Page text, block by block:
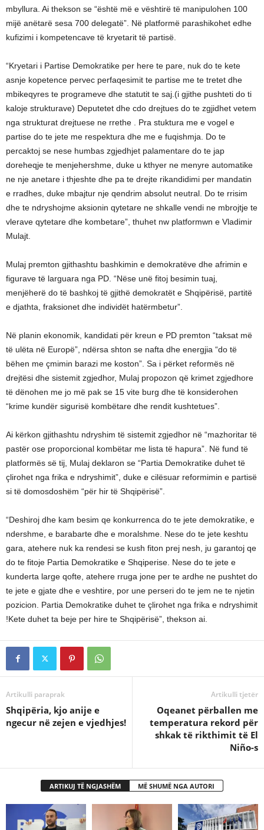
mbyllura. Ai thekson se “është më e vështirë të manipulohen 100
mijë anëtarë sesa 700 delegatë”. Në platformë parashikohet edhe
kufizimi i kompetencave të kryetarit të partisë.
“Kryetari i Partise Demokratike per here te pare, nuk do te kete
asnje kopetence pervec perfaqesimit te partise me te tretet dhe
mbikeqyres te programeve dhe statutit te saj.(i gjithe pushteti do ti
kaloje strukturave) Deputetet dhe cdo drejtues do te zgjidhet vetem
nga strukturat drejtuese ne rrethe . Pra stuktura me e vogel e
partise do te jete me respektura dhe me e fuqishmja. Do te
percaktoj se nese humbas zgjedhjet palamentare do te jap
doreheqje te menjehershme, duke u kthyer ne menyre automatike
ne nje anetare i thjeshte dhe pa te drejte rikandidimi per mandatin
e rradhes, duke mbajtur nje qendrim absolut neutral. Do te rrisim
dhe te ndryshojme aksionin qytetare ne shkalle vendi ne mbrojtje te
vlerave qytetare dhe kombetare”, thuhet nw platformwn e Vladimir
Mulajt.
Mulaj premton gjithashtu bashkimin e demokratëve dhe afrimin e
figurave të larguara nga PD. “Nëse unë fitoj besimin tuaj,
menjëherë do të bashkoj të gjithë demokratët e Shqipërisë, partitë
e djathta, fraksionet dhe individët hatërmbetur”.
Në planin ekonomik, kandidati për kreun e PD premton “taksat më
të ulëta në Europë”, ndërsa shton se nafta dhe energjia “do të
bëhen me çmimin barazi me koston”. Sa i përket reformës në
drejtësi dhe sistemit zgjedhor, Mulaj propozon që krimet zgjedhore
të dënohen me jo më pak se 15 vite burg dhe të konsiderohen
“krime kundër sigurisë kombëtare dhe rendit kushtetues”.
Ai kërkon gjithashtu ndryshim të sistemit zgjedhor në “mazhoritar të
pastër ose proporcional kombëtar me lista të hapura”. Në fund të
platformës së tij, Mulaj deklaron se “Partia Demokratike duhet të
çlirohet nga frika e ndryshimit”, duke e cilësuar reformimin e partisë
si të domosdoshëm “për hir të Shqipërisë”.
“Deshiroj dhe kam besim qe konkurrenca do te jete demokratike, e
ndershme, e barabarte dhe e moralshme. Nese do te jete keshtu
gara, atehere nuk ka rendesi se kush fiton prej nesh, ju garantoj qe
do te fitoje Partia Demokratike e Shqiperise. Nese do te jete e
kunderta large qofte, atehere rruga jone per te ardhe ne pushtet do
te jete e gjate dhe e veshtire, por une perseri do te jem ne te njetin
pozicion. Partia Demokratike duhet te çlirohet nga frika e ndryshimit
!Kete duhet ta beje per hire te Shqipërisë”, thekson ai.
Artikulli paraprak
Shqipëria, kjo anije e
ngecur në zejen e vjedhjes!
Artikulli tjetër
Oqeanet përballen me
temperatura rekord për
shkak të rikthimit të El
Niño-s
ARTIKUJ TË NGJASHËM MË SHUMË NGA AUTORI